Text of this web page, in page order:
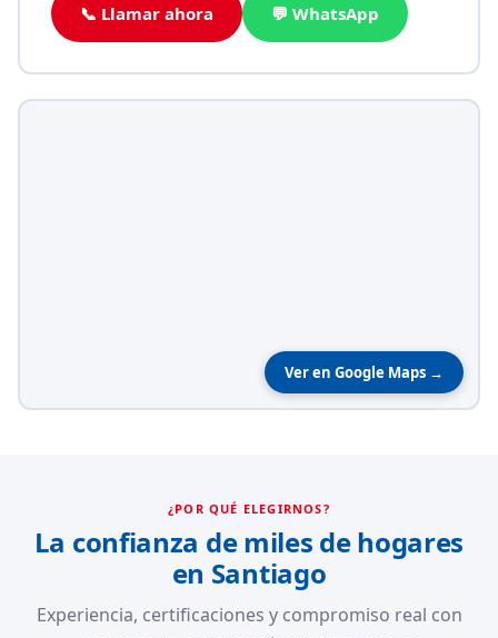
📞 Llamar ahora 💬 WhatsApp
Ver en Google Maps →
¿POR QUÉ ELEGIRNOS?
La confianza de miles de hogares
en Santiago
Experiencia, certificaciones y compromiso real con